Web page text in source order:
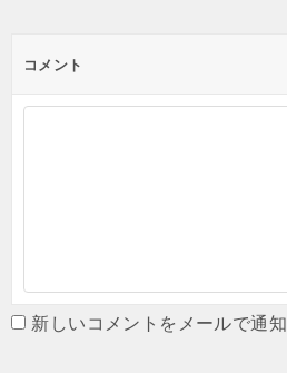
コメント
新しいコメントをメールで通知